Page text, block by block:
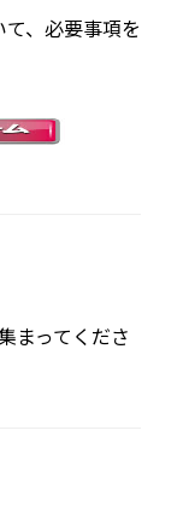
、必要事項を
まってくださ